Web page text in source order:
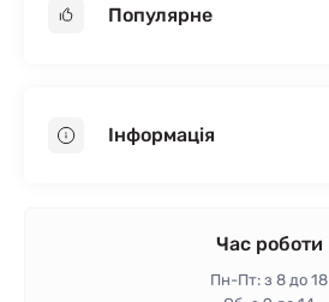
Популярне
Пінопласт
Інформація
Час роботи
Пн-Пт: з 8 до 18